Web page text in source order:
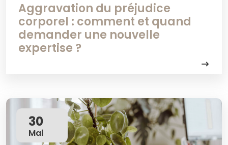
Aggravation du préjudice
corporel : comment et quand
demander une nouvelle
expertise ?
30
Mai